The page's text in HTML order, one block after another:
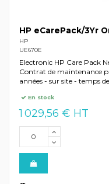
HP eCarePack/3Yr
HP
UE670E
Electronic HP Care Pack
Contrat de maintenance
années - sur site - temps
En stock
1 029,56 € HT